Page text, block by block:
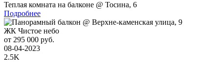
Теплая комната на балконе @ Тосина, 6
Подробнее
ЖК Чистое небо
от 295 000 руб.
08-04-2023
2.5K